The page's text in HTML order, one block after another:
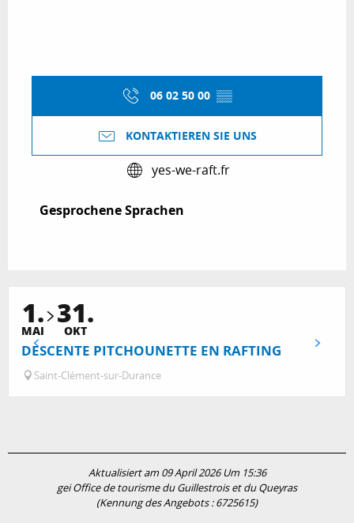
06 02 50 00 ▒▒
KONTAKTIEREN SIE UNS
yes-we-raft.fr
Gesprochene Sprachen
Gesprochene Sprachen
1.
MAI 31.
OKT
DESCENTE PITCHOUNETTE EN RAFTING
Saint-Clément-sur-Durance
Aktualisiert am 09 April 2026 Um 15:36
gei Office de tourisme du Guillestrois et du Queyras
(Kennung des Angebots :6725615)